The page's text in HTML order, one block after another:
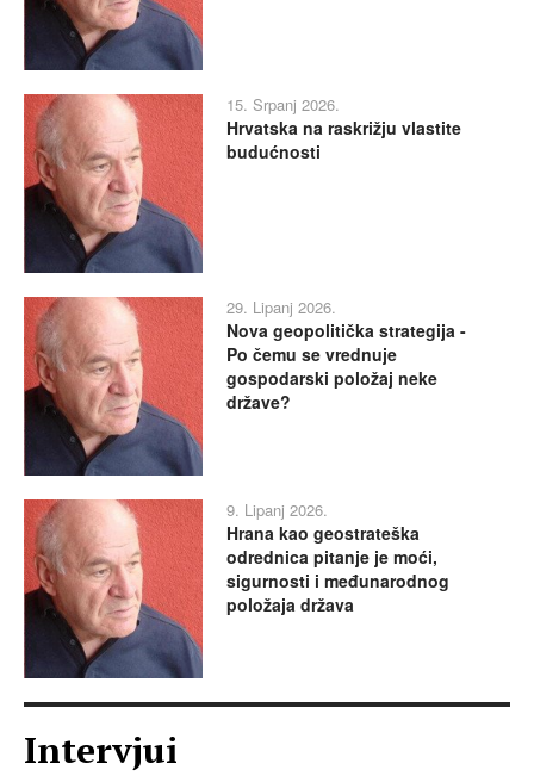
15. Srpanj 2026.
Hrvatska na raskrižju vlastite
budućnosti
29. Lipanj 2026.
Nova geopolitička strategija -
Po čemu se vrednuje
gospodarski položaj neke
države?
9. Lipanj 2026.
Hrana kao geostrateška
odrednica pitanje je moći,
sigurnosti i međunarodnog
položaja država
Intervjui